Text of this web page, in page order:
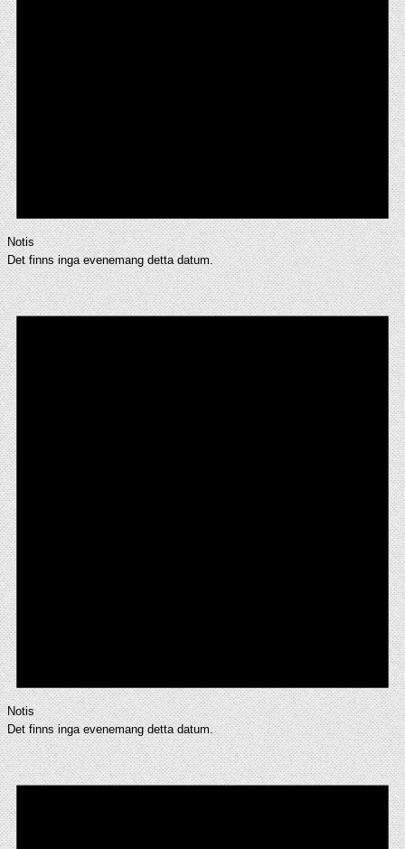
Notis
Det finns inga evenemang detta datum.
Notis
Det finns inga evenemang detta datum.